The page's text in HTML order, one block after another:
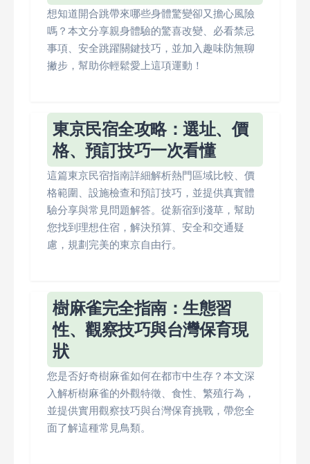
想知道開合跳帶來哪些身體驚變卻又擔心風險
嗎？本文分享親身體驗的驚喜改變、必看禁忌
事項、安全跳躍關鍵技巧，並加入趣味防無聊
撇步，幫助你輕鬆愛上這項運動！
東京民宿全攻略：選址、價
格、預訂技巧一次看懂
這篇東京民宿指南詳細解析熱門區域比較、價
格範圍、設施檢查和預訂技巧，並提供真實體
驗分享與常見問題解答。從新宿到淺草，幫助
您找到理想住宿，解決預算、安全和交通疑
慮，規劃完美的東京自由行。
樹麻雀完全指南：生態習
性、觀察技巧與台灣保育現
狀
您是否好奇樹麻雀如何在都市中生存？本文深
入解析樹麻雀的外觀特徵、食性、繁殖行為，
並提供實用觀察技巧與台灣保育挑戰，帶您全
面了解這種常見鳥類。